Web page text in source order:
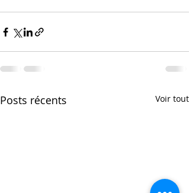
Posts récents Voir tout